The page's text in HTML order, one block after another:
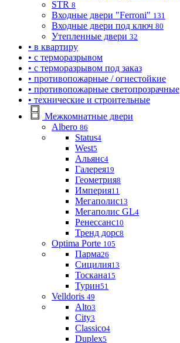
STR 8
Входные двери "Ferroni" 131
Входные двери под ключ 80
Утепленные двери 32
• в квартиру
• с терморазрывом
• с терморазрывом под заказ
• противопожарные / огнестойкие
• противопожарные светопрозрачные
• технические и строительные
Межкомнатные двери
Albero 86
Status4
West5
Альянс4
Галерея19
Геометрия8
Империя11
Мегаполис13
Мегаполис GL4
Ренессанс10
Тренд дорс8
Optima Porte 105
Парма26
Сицилия13
Тоскана15
Турин51
Velldoris 49
Alto3
City3
Classico4
Duplex5